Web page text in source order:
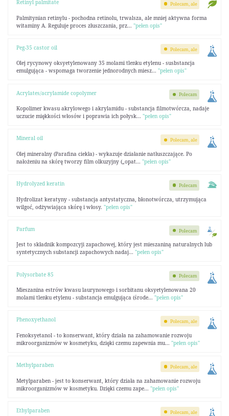
Retinyl palmitate
Palmitynian retinylu - pochodna retinolu, trwalsza, ale mniej aktywna forma
witaminy A. Reguluje proces złuszczania, prz... "pełen opis"
Polecam, ale
Peg-35 castor oil
Olej rycynowy oksyetylenowany 35 molami tlenku etylenu - susbstancja
emulgująca - wspomaga tworzenie jednorodnych miesz... "pełen opis"
Polecam, ale
Acrylates/acrylamide copolymer
Kopolimer kwasu akrylowego i akrylamidu - substancja filmotwórcza, nadaje
uczucie miękkości włosów i poprawia ich połysk... "pełen opis"
Polecam
Mineral oil
Olej mineralny (Parafina ciekła) - wykazuje działanie natłuszczające. Po
nałożeniu na skórę tworzy film olkuzyjny („opat... "pełen opis"
Polecam, ale
Hydrolyzed keratin
Hydrolizat keratyny - substancja antystatyczna, błonotwórcza, utrzymująca
wilgoć, odżywiająca skórę i włosy. "pełen opis"
Polecam
Parfum
Jest to składnik kompozcyji zapachowej, który jest mieszaniną naturalnych lub
syntetycznych substancji zapachowych nadaj... "pełen opis"
Polecam
Polysorbate 85
Mieszanina estrów kwasu laurynowego i sorbitanu oksyetylenowana 20
molami tlenku etylenu - substancja emulgująca (środe... "pełen opis"
Polecam
Phenoxyethanol
Fenoksyetanol - to konserwant, który działa na zahamowanie rozwoju
mikroorganizmów w kosmetyku, dzięki czemu zapewnia mu... "pełen opis"
Polecam, ale
Methylparaben
Metylparaben - jest to konserwant, który działa na zahamowanie rozwoju
mikroorganizmów w kosmetyku. Dzięki czemu zape... "pełen opis"
Polecam, ale
Ethylparaben Polecam, ale